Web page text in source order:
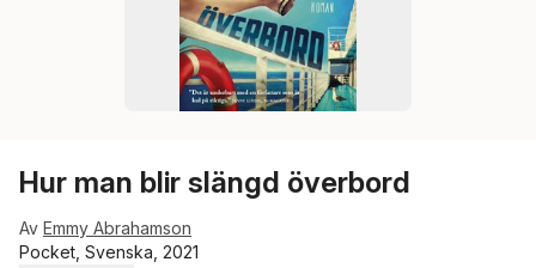
Hur man blir slängd överbord
Av Emmy Abrahamson
Pocket, Svenska, 2021